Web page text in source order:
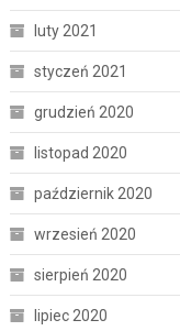
luty 2021
styczeń 2021
grudzień 2020
listopad 2020
październik 2020
wrzesień 2020
sierpień 2020
lipiec 2020